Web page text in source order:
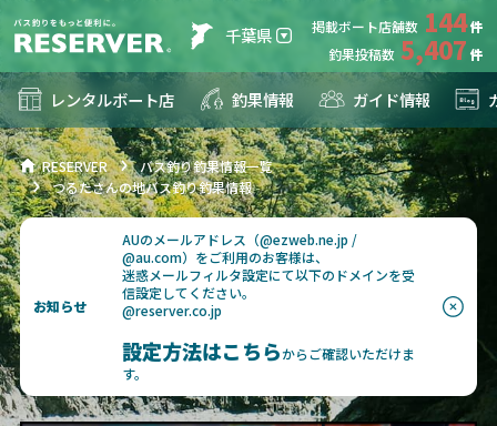
千葉県 掲載ボート店舗数 144
釣果投稿数 5,407
レンタルボート店 釣果情報 ガイド情報
RESERVER
バス釣り釣果情報一覧
つるたさんの地バス釣り釣果情報
お知らせ
AUのメールアドレス（@ezweb.ne.jp /
@au.com）をご利用のお客様は、
迷惑メールフィルタ設定にて以下のドメインを受
信設定してください。
@reserver.co.jp
設定方法はこちらからご確認いただけま
す。